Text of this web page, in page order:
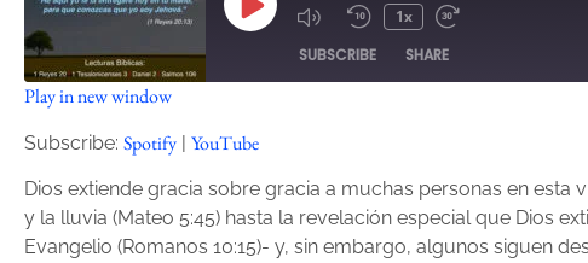
1x
SUBSCRIBE SHARE
Spotify
RSS FEED
SHARE
LINK
EMBED
Play in new window
Subscribe: Spotify | YouTube
Dios extiende gracia sobre gracia a muchas personas en esta
y la lluvia (Mateo 5:45) hasta la revelación especial que Dios
Evangelio (Romanos 10:15)- y, sin embargo, algunos siguen